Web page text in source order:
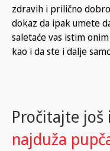
zdravih i prilično
dokaz da ipak umete
saletaće vas istim
kao i da ste i dalje
Pročitajte još
najduža